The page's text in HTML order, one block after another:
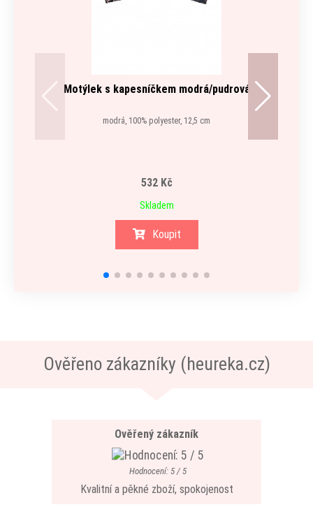
Motýlek s kapesníčkem modrá/pudrová
modrá, 100% polyester, 12,5 cm
532 Kč
Skladem
Koupit
Ověřeno zákazníky (heureka.cz)
Ověřený zákazník
Hodnocení: 5 / 5
Kvalitní a pěkné zboží, spokojenost